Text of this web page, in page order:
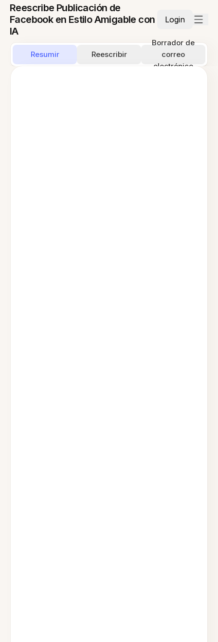
Reescribe Publicación de
Facebook en Estilo Amigable con
IA
Login
Resumir Reescribir
Borrador de
correo
electrónico